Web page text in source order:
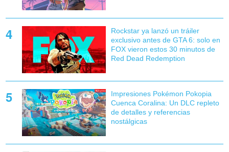
Rockstar ya lanzó un tráiler
exclusivo antes de GTA 6: solo en
FOX vieron estos 30 minutos de
Red Dead Redemption
Impresiones Pokémon Pokopia
Cuenca Coralina: Un DLC repleto
de detalles y referencias
nostálgicas